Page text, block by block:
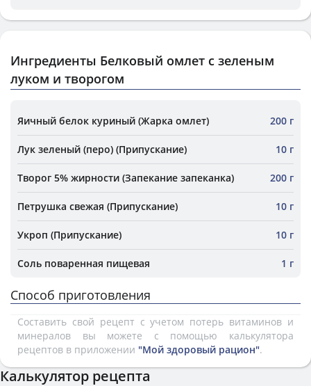
Ингредиенты Белковый омлет с зеленым
луком и творогом
Яичный белок куриный (Жарка омлет) 200 г
Лук зеленый (перо) (Припускание) 10 г
Творог 5% жирности (Запекание запеканка) 200 г
Петрушка свежая (Припускание) 10 г
Укроп (Припускание) 10 г
Соль поваренная пищевая 1 г
Способ приготовления
Составить свой рецепт с учетом потерь витаминов и
минералов вы можете с помощью калькулятора
рецептов в приложении "Мой здоровый рацион".
Калькулятор рецепта